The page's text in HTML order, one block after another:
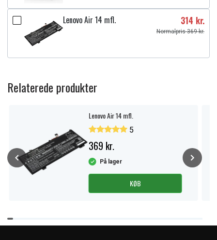
Lenovo Air 14 mfl. 314 kr.
Normalpris 369 kr.
Relaterede produkter
Lenovo Air 14 mfl.
5
369 kr.
På lager
KØB
Item
1